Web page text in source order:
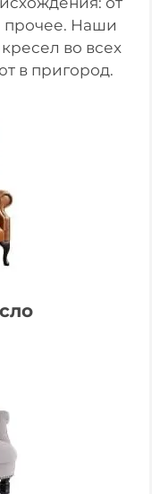
прочее. Наши
во всех
в пригород.